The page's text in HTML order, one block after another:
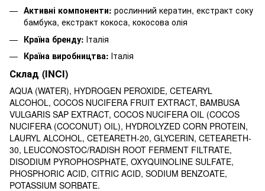
Активні компоненти: рослинний кератин, екстракт соку
бамбука, екстракт кокоса, кокосова олія
Країна бренду: Італія
Країна виробництва: Італія
Склад (INCI)
AQUA (WATER), HYDROGEN PEROXIDE, CETEARYL
ALCOHOL, COCOS NUCIFERA FRUIT EXTRACT, BAMBUSA
VULGARIS SAP EXTRACT, COCOS NUCIFERA OIL (COCOS
NUCIFERA (COCONUT) OIL), HYDROLYZED CORN PROTEIN,
LAURYL ALCOHOL, CETEARETH-20, GLYCERIN, CETEARETH-
30, LEUCONOSTOC/RADISH ROOT FERMENT FILTRATE,
DISODIUM PYROPHOSPHATE, OXYQUINOLINE SULFATE,
PHOSPHORIC ACID, CITRIC ACID, SODIUM BENZOATE,
POTASSIUM SORBATE.